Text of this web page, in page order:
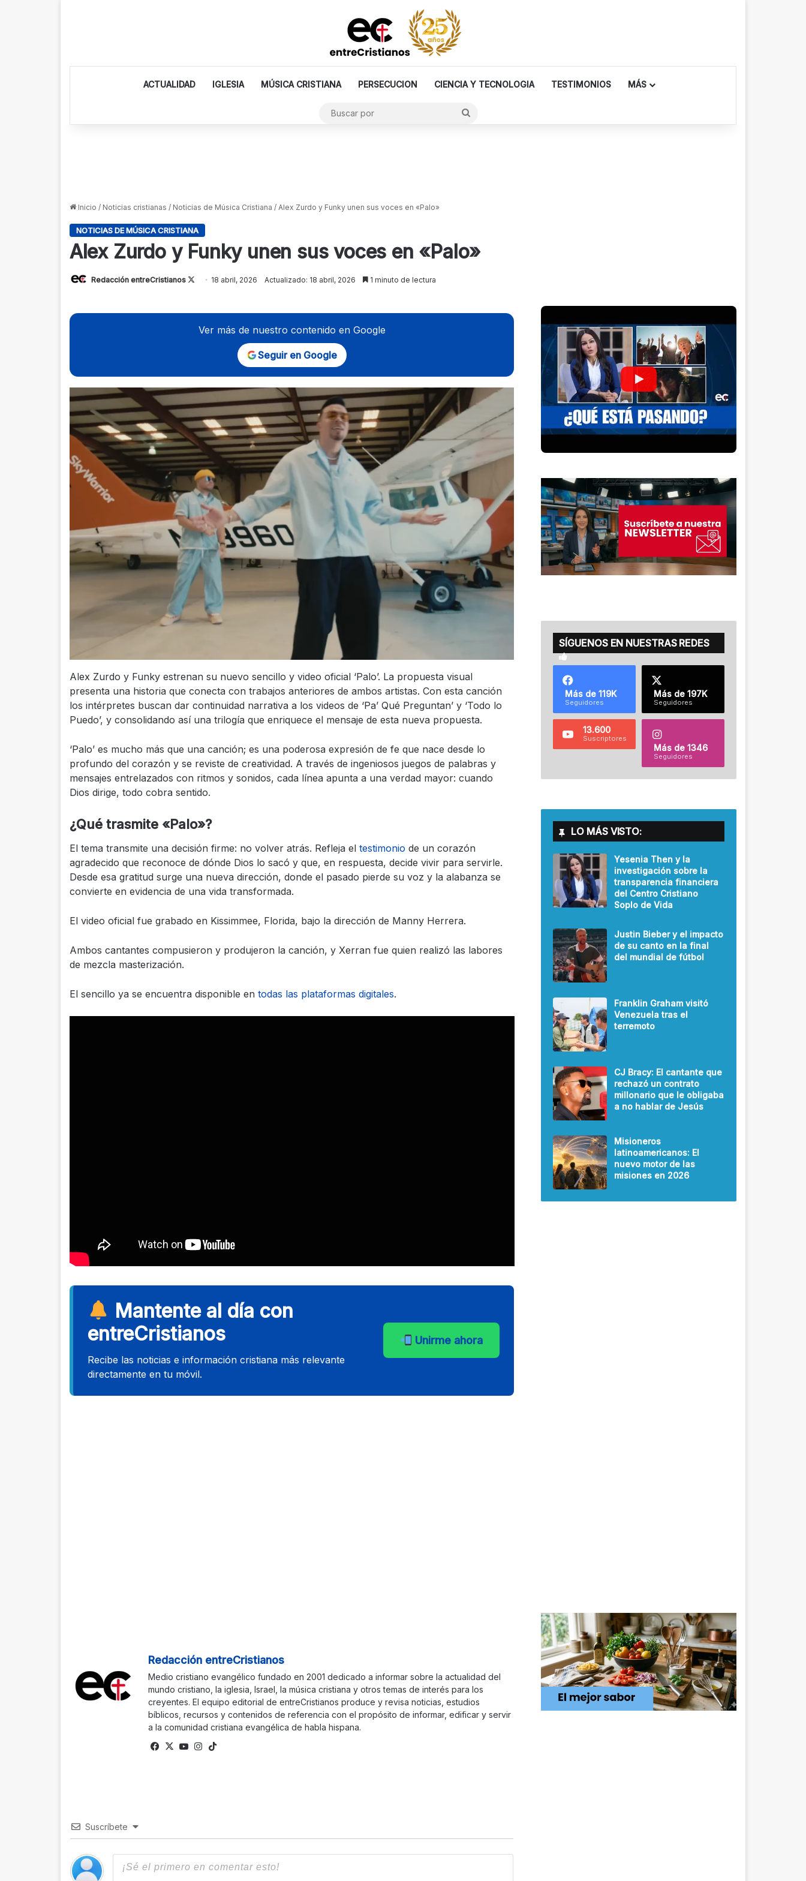
ACTUALIDAD IGLESIA MÚSICA CRISTIANA PERSECUCION CIENCIA Y TECNOLOGIA TESTIMONIOS MÁS
Inicio / Noticias cristianas / Noticias de Música Cristiana / Alex Zurdo y Funky unen sus voces en «Palo»
NOTICIAS DE MÚSICA CRISTIANA
Alex Zurdo y Funky unen sus voces en «Palo»
Redacción entreCristianos
Follow18 abril, 2026 Actualizado: 18 abril, 2026 1 minuto de lectura
Ver más de nuestro contenido en Google
Seguir en Google
Alex Zurdo y Funky estrenan su nuevo sencillo y video oficial ‘Palo’. La propuesta visual
presenta una historia que conecta con trabajos anteriores de ambos artistas. Con esta canción
los intérpretes buscan dar continuidad narrativa a los videos de ‘Pa’ Qué Preguntan’ y ‘Todo lo
Puedo’, y consolidando así una trilogía que enriquece el mensaje de esta nueva propuesta.
‘Palo’ es mucho más que una canción; es una poderosa expresión de fe que nace desde lo
profundo del corazón y se reviste de creatividad. A través de ingeniosos juegos de palabras y
mensajes entrelazados con ritmos y sonidos, cada línea apunta a una verdad mayor: cuando
Dios dirige, todo cobra sentido.
¿Qué trasmite «Palo»?
El tema transmite una decisión firme: no volver atrás. Refleja el testimonio de un corazón
agradecido que reconoce de dónde Dios lo sacó y que, en respuesta, decide vivir para servirle.
Desde esa gratitud surge una nueva dirección, donde el pasado pierde su voz y la alabanza se
convierte en evidencia de una vida transformada.
El video oficial fue grabado en Kissimmee, Florida, bajo la dirección de Manny Herrera.
Ambos cantantes compusieron y produjeron la canción, y Xerran fue quien realizó las labores
de mezcla masterización.
El sencillo ya se encuentra disponible en todas las plataformas digitales.
Mantente al día con
entreCristianos
Recibe las noticias e información cristiana más relevante
directamente en tu móvil.
Unirme ahora
Redacción entreCristianos
Medio cristiano evangélico fundado en 2001 dedicado a informar sobre la actualidad del
mundo cristiano, la iglesia, Israel, la música cristiana y otros temas de interés para los
creyentes. El equipo editorial de entreCristianos produce y revisa noticias, estudios
bíblicos, recursos y contenidos de referencia con el propósito de informar, edificar y servir
a la comunidad cristiana evangélica de habla hispana.
Facebook
X YouTubeInstagram
Suscríbete
SÍGUENOS EN NUESTRAS REDES
Más de 119K
Seguidores
Más de 197K
Seguidores
13.600
Suscriptores
Más de 1346
Seguidores
LO MÁS VISTO:
Yesenia Then y la
investigación sobre la
transparencia financiera
del Centro Cristiano
Soplo de Vida
Justin Bieber y el impacto
de su canto en la final
del mundial de fútbol
Franklin Graham visitó
Venezuela tras el
terremoto
CJ Bracy: El cantante que
rechazó un contrato
millonario que le obligaba
a no hablar de Jesús
Misioneros
latinoamericanos: El
nuevo motor de las
misiones en 2026